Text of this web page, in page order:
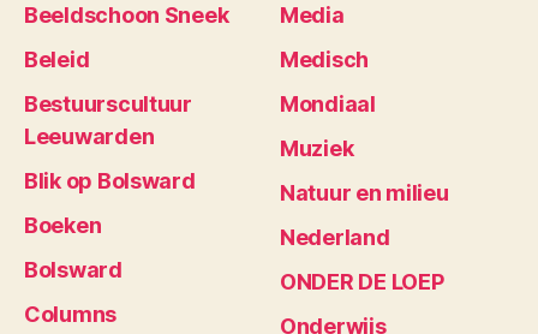
Beeldschoon Sneek
Beleid
Bestuurscultuur
Leeuwarden
Blik op Bolsward
Boeken
Bolsward
Columns
Media
Medisch
Mondiaal
Muziek
Natuur en milieu
Nederland
ONDER DE LOEP
Onderwijs